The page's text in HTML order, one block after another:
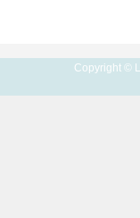
Copyright ©